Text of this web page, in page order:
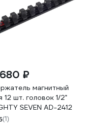
₽
магнитный
12 шт. головок 1/2"
SEVEN AD-2412
(1)